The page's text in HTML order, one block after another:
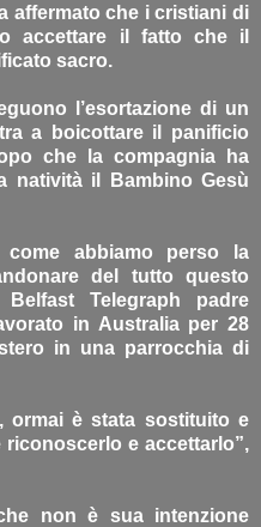
affermato che i cristiani di
accettare il fatto che il
sacro.
l’esortazione di un
a boicottare il panificio
che la compagnia ha
natività il Bambino Gesù
abbiamo perso la
del tutto questo
Telegraph padre
in Australia per 28
in una parrocchia di
ormai è stata sostituito e
e accettarlo”,
non è sua intenzione